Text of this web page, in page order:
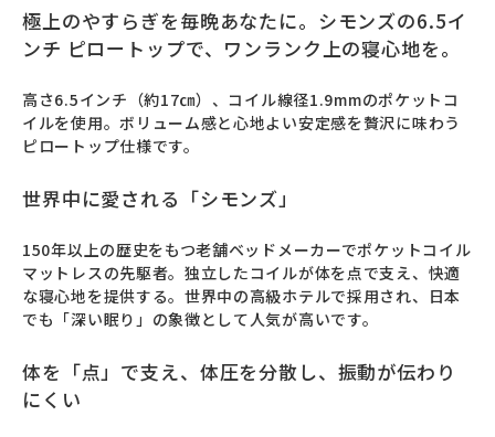
極上のやすらぎを毎晩あなたに。シモンズの6.5イ
ンチ ピロートップで、ワンランク上の寝心地を。
高さ6.5インチ（約17㎝）、コイル線径1.9mmのポケットコ
イルを使用。ボリューム感と心地よい安定感を贅沢に味わう
ピロートップ仕様です。
世界中に愛される「シモンズ」
150年以上の歴史をもつ老舗ベッドメーカーでポケットコイル
マットレスの先駆者。独立したコイルが体を点で支え、快適
な寝心地を提供する。世界中の高級ホテルで採用され、日本
でも「深い眠り」の象徴として人気が高いです。
体を「点」で支え、体圧を分散し、振動が伝わり
にくい